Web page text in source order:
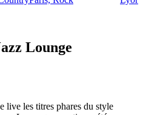
Lounge
live les titres phares du style